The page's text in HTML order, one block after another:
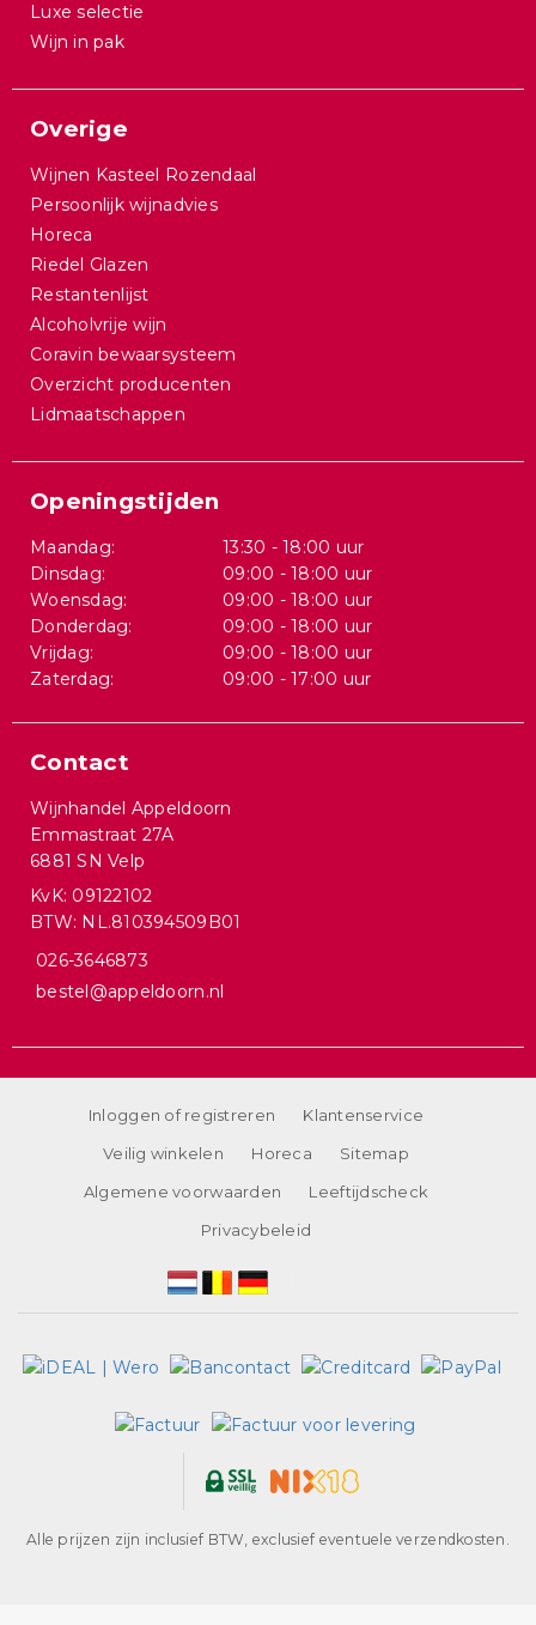
Luxe selectie
Wijn in pak
Overige
Wijnen Kasteel Rozendaal
Persoonlijk wijnadvies
Horeca
Riedel Glazen
Restantenlijst
Alcoholvrije wijn
Coravin bewaarsysteem
Overzicht producenten
Lidmaatschappen
Openingstijden
Maandag:
13:30 - 18:00 uur
Dinsdag:
09:00 - 18:00 uur
Woensdag:
09:00 - 18:00 uur
Donderdag:
09:00 - 18:00 uur
Vrijdag:
09:00 - 18:00 uur
Zaterdag:
09:00 - 17:00 uur
Contact
Wijnhandel Appeldoorn
Emmastraat 27A
6881 SN Velp
KvK: 09122102
BTW: NL.810394509B01
026-3646873
bestel@appeldoorn.nl
Inloggen of registreren
Klantenservice
Veilig winkelen
Horeca
Sitemap
Algemene voorwaarden
Leeftijdscheck
Privacybeleid
Alle prijzen zijn inclusief BTW, exclusief eventuele verzendkosten.